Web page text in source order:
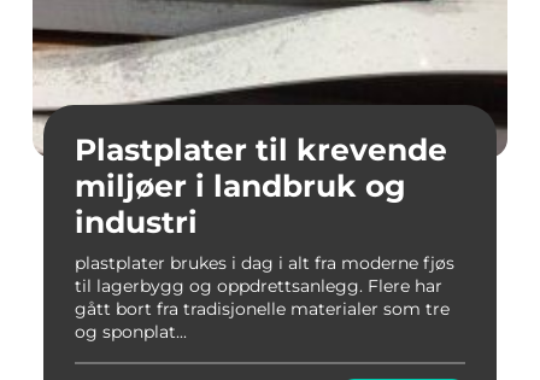
Plastplater til krevende
miljøer i landbruk og
industri
plastplater brukes i dag i alt fra moderne fjøs
til lagerbygg og oppdrettsanlegg. Flere har
gått bort fra tradisjonelle materialer som tre
og sponplat...